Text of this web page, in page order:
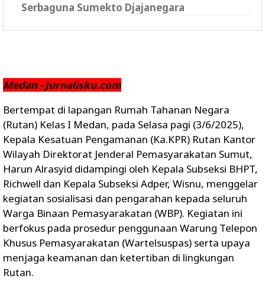
Serbaguna Sumekto Djajanegara
Medan - Jurnalisku.com
Bertempat di lapangan Rumah Tahanan Negara
(Rutan) Kelas I Medan, pada Selasa pagi (3/6/2025),
Kepala Kesatuan Pengamanan (Ka.KPR) Rutan Kantor
Wilayah Direktorat Jenderal Pemasyarakatan Sumut,
Harun Alrasyid didampingi oleh Kepala Subseksi BHPT,
Richwell dan Kepala Subseksi Adper, Wisnu, menggelar
kegiatan sosialisasi dan pengarahan kepada seluruh
Warga Binaan Pemasyarakatan (WBP). Kegiatan ini
berfokus pada prosedur penggunaan Warung Telepon
Khusus Pemasyarakatan (Wartelsuspas) serta upaya
menjaga keamanan dan ketertiban di lingkungan
Rutan.